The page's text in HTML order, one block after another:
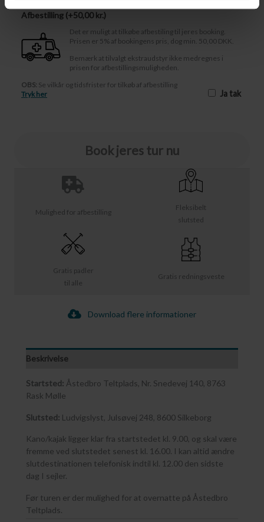
Gratis redningsveste
Gratis padler
til alle
Fleksibelt
slutsted
Mulighed for afbestilling
Download flere informationer
Beskrivelse
Startsted: Åstedbro Teltplads, Nr. Snedevej 140, 8763
Rask Mølle
Slutsted: Ludvigslyst, Julsøvej 248, 8600 Silkeborg
Kano/kajak ligger klar fra startstedet kl. 9.00, og skal være
fremme ved slutstedet senest kl. 16.00. I kan altid ændre
slutdestinationen telefonisk indtil kl. 12.00 den sidste
dag I sejler.
Før turen er der mulighed for at overnatte på Åstedbro
Teltplads.
Afbestilling ( 50,00 kr.)
Det er muligt at tilkøbe afbestiling til jeres booking.
Prisen er 5% af bookingens pris, dog min. 50,00 DKK.
Bemærk at tilvalgt ekstraudstyr ikke medregnes i
prisen for afbestillingsmuligheden.
OBS: Se vilkår og tidsfrister for tilkøb af afbestilling
Tryk her
Ja tak
Book jeres tur nu